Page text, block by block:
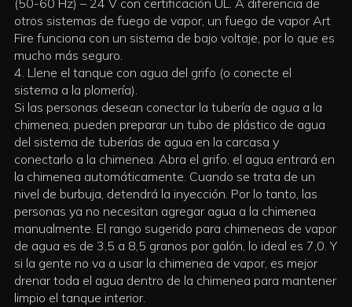
(50-60 Hz) – 24 V con certificación UL. A diferencia de
otros sistemas de fuego de vapor, un fuego de vapor Art
Fire funciona con un sistema de bajo voltaje, por lo que es
mucho más seguro.
4. Llene el tanque con agua del grifo (o conecte el
sistema a la plomería).
Si las personas desean conectar la tubería de agua a la
chimenea, pueden preparar un tubo de plástico de agua
del sistema de tuberías de agua en la carcasa y
conectarlo a la chimenea. Abra el grifo, el agua entrará en
la chimenea automáticamente. Cuando se trata de un
nivel de burbuja, detendrá la inyección. Por lo tanto, las
personas ya no necesitan agregar agua a la chimenea
manualmente. El rango sugerido para chimeneas de vapor
de agua es de 3,5 a 8,5 granos por galón, lo ideal es 7,0. Y
si la gente no va a usar la chimenea de vapor, es mejor
drenar toda el agua dentro de la chimenea para mantener
limpio el tanque interior.